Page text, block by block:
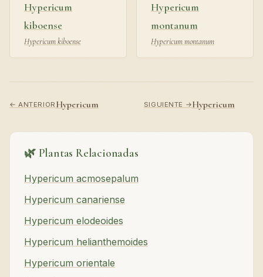
Hypericum
kiboense
Hypericum kiboense
Hypericum
montanum
Hypericum montanum
← ANTERIORHypericum SIGUIENTE →Hypericum
🌿 Plantas Relacionadas
Hypericum acmosepalum
Hypericum canariense
Hypericum elodeoides
Hypericum helianthemoides
Hypericum orientale